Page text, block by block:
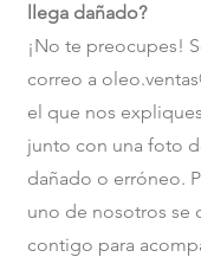
llega dañado?
¡No te preocupes!
correo a
el que nos
junto con una foto
dañado o erróneo.
uno de nosotros se
contigo para